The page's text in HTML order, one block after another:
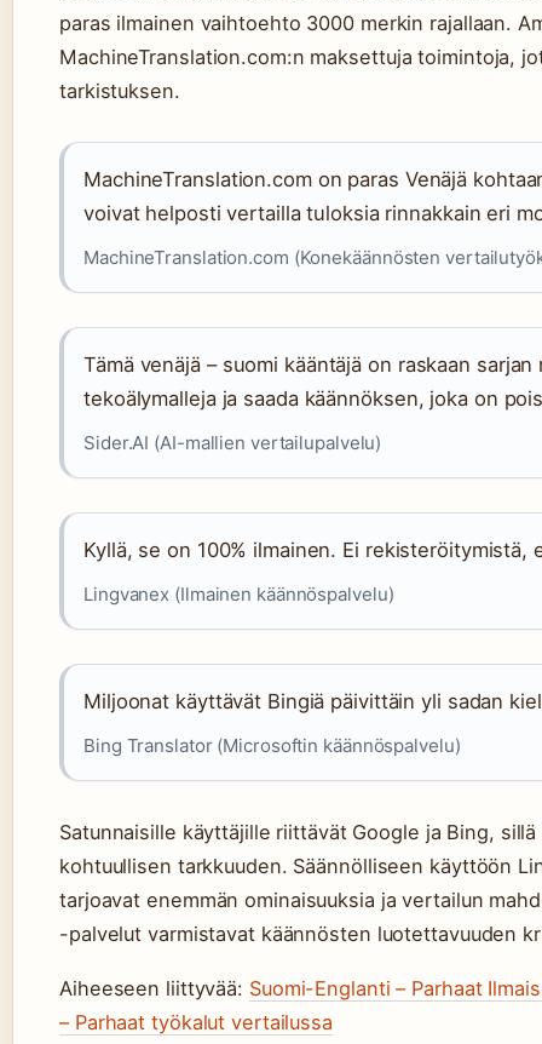
paras ilmainen vaihtoehto 3000 merkin rajallaan.
MachineTranslation.com:n maksettuja toimintoja,
tarkistuksen.
MachineTranslation.com on paras Venäjä
voivat helposti vertailla tuloksia rinnakkain eri
MachineTranslation.com (Konekäännösten
Tämä venäjä – suomi kääntäjä on raskaan
tekoälymalleja ja saada käännöksen, joka on
Sider.AI (AI-mallien vertailupalvelu)
Kyllä, se on 100% ilmainen. Ei rekisteröitymistä,
Lingvanex (Ilmainen käännöspalvelu)
Miljoonat käyttävät Bingiä päivittäin yli sadan
Bing Translator (Microsoftin käännöspalvelu)
Satunnaisille käyttäjille riittävät Google ja Bing,
kohtuullisen tarkkuuden. Säännölliseen käyttöön
tarjoavat enemmän ominaisuuksia ja vertailun
-palvelut varmistavat käännösten luotettavuuden
Aiheeseen liittyvää: Suomi-Englanti – Parhaat
– Parhaat työkalut vertailussa